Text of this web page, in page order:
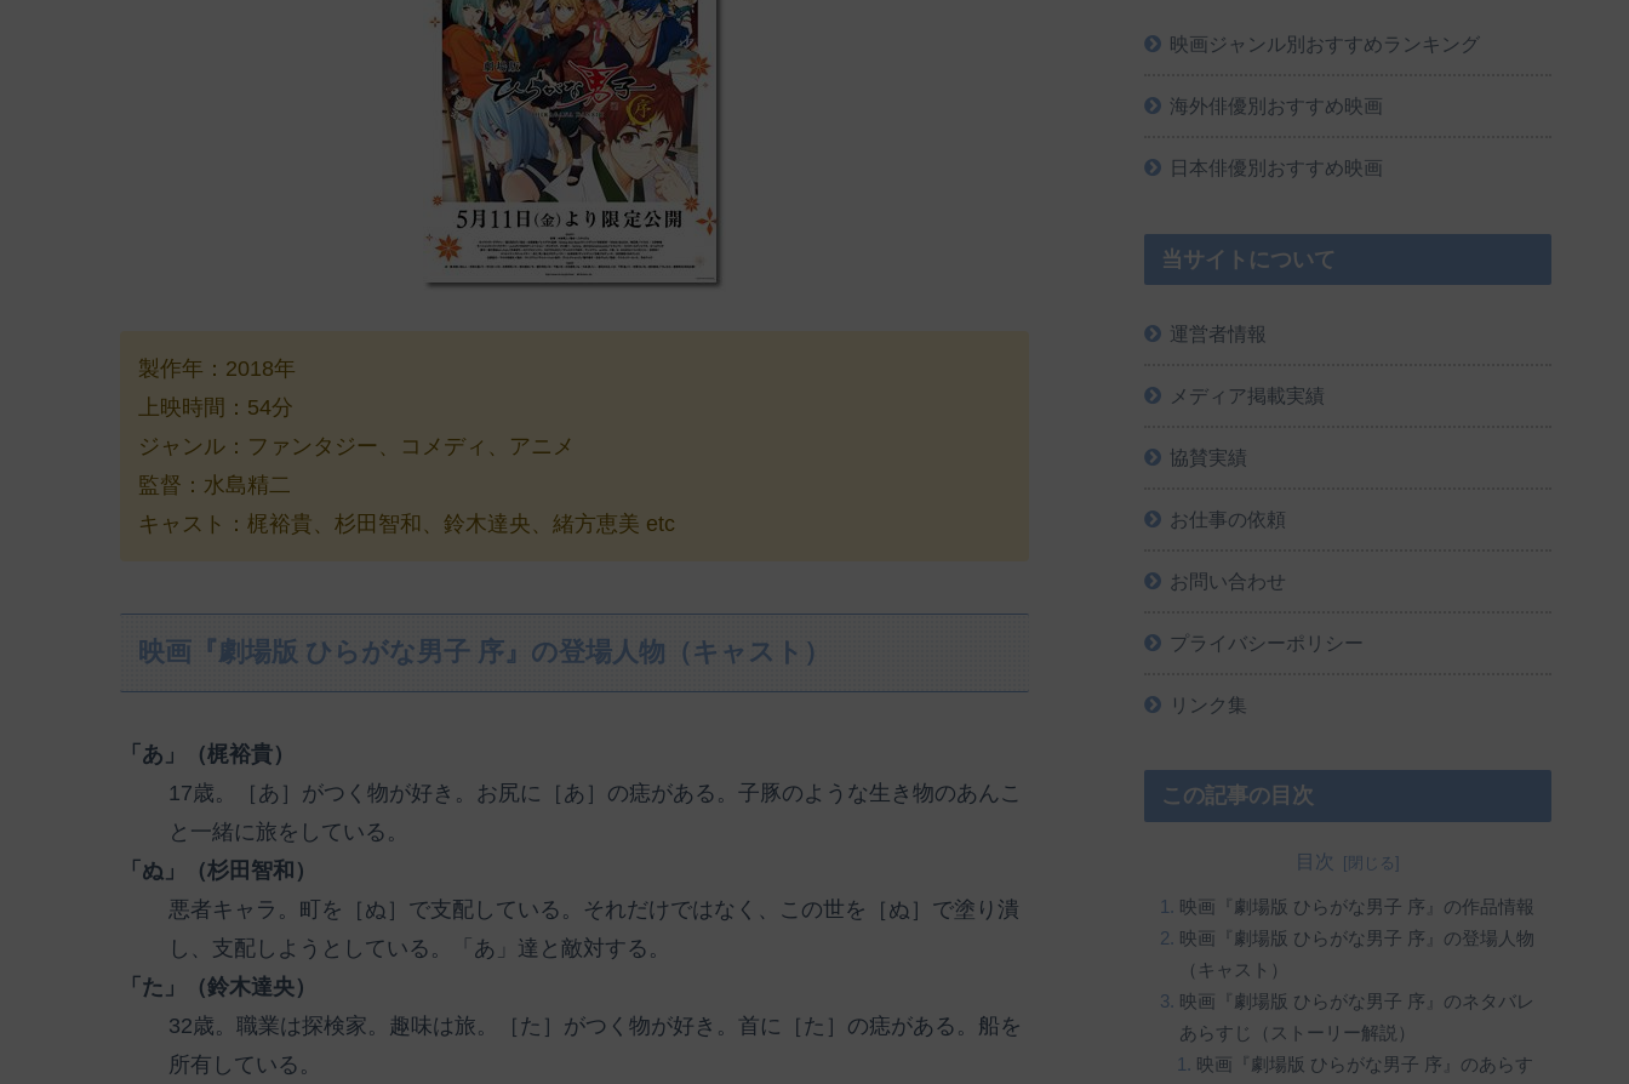
製作年：2018年
上映時間：54分
ジャンル：ファンタジー、コメディ、アニメ
監督：水島精二
キャスト：梶裕貴、杉田智和、鈴木達央、緒方恵美 etc
映画『劇場版 ひらがな男子 序』の登場人物（キャスト）
「あ」（梶裕貴）
17歳。［あ］がつく物が好き。お尻に［あ］の痣がある。子豚のような生き物のあんこ
と一緒に旅をしている。
「ぬ」（杉田智和）
悪者キャラ。町を［ぬ］で支配している。それだけではなく、この世を［ぬ］で塗り潰
し、支配しようとしている。「あ」達と敵対する。
「た」（鈴木達央）
32歳。職業は探検家。趣味は旅。［た］がつく物が好き。首に［た］の痣がある。船を
所有している。
映画ジャンル別おすすめランキング
海外俳優別おすすめ映画
日本俳優別おすすめ映画
当サイトについて
運営者情報
メディア掲載実績
協賛実績
お仕事の依頼
お問い合わせ
プライバシーポリシー
リンク集
この記事の目次
目次
映画『劇場版 ひらがな男子 序』の作品情報
映画『劇場版 ひらがな男子 序』の登場人物
（キャスト）
映画『劇場版 ひらがな男子 序』のネタバレ
あらすじ（ストーリー解説）
映画『劇場版 ひらがな男子 序』のあらす